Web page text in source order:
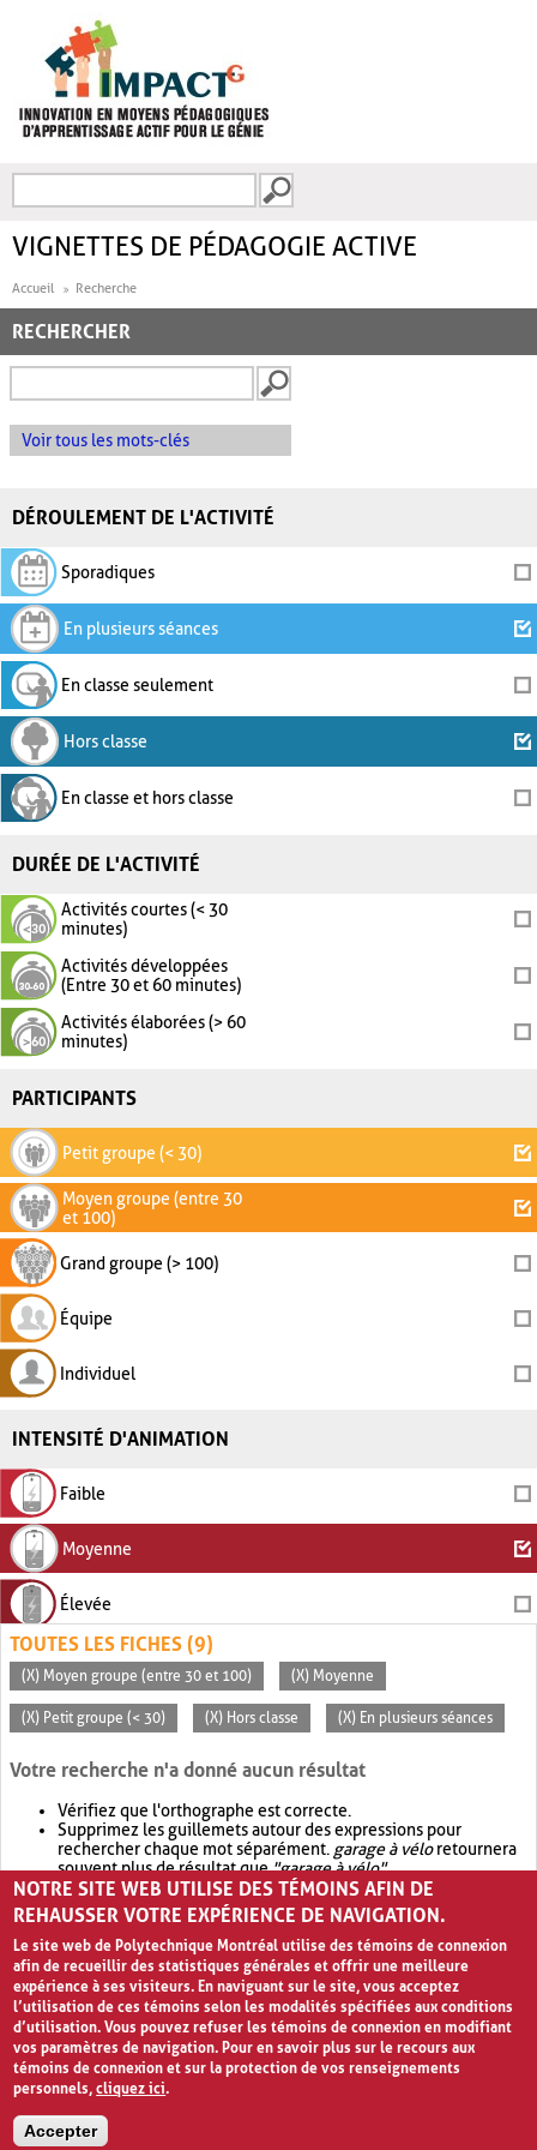
FORMULAIRE DE
VIGNETTES DE PÉDAGOGIE ACTIVE
Accueil Recherche
RECHERCHER
Voir tous les mots-clés
DÉROULEMENT DE L'ACTIVITÉ
Sporadiques
En plusieurs séances
En classe seulement
Hors classe
En classe et hors classe
DURÉE DE L'ACTIVITÉ
Activités courtes (< 30
minutes)
Activités développées
(Entre 30 et 60 minutes)
Activités élaborées (> 60
minutes)
PARTICIPANTS
Petit groupe (< 30)
Moyen groupe (entre 30
et 100)
Grand groupe (> 100)
Équipe
Individuel
INTENSITÉ D'ANIMATION
Faible
Moyenne
Élevée
TOUTES LES FICHES (9)
(X) Moyen groupe (entre 30 et 100) (X) Moyenne
(X) Petit groupe (< 30) (X) Hors classe (X) En plusieurs séances
Votre recherche n'a donné aucun résultat
Vérifiez que l'orthographe est correcte.
Supprimez les guillemets autour des expressions pour
rechercher chaque mot séparément. garage à véloretournera
souvent plus de résultat que"garage à vélo".
Envisagez d'élargir votre recherche avec OR.garage OR vélo
retournera souvent plus de résultat quegarage à vélo
NOTRE SITE WEB UTILISE DES TÉMOINS AFIN DE
REHAUSSER VOTRE EXPÉRIENCE DE NAVIGATION.
Le site web de Polytechnique Montréal utilise des témoins de connexion
afin de recueillir des statistiques générales et offrir une meilleure
expérience à ses visiteurs. En naviguant sur le site, vous acceptez
l’utilisation de ces témoins selon les modalités spécifiées aux conditions
d’utilisation. Vous pouvez refuser les témoins de connexion en modifiant
vos paramètres de navigation. Pour en savoir plus sur le recours aux
témoins de connexion et sur la protection de vos renseignements
personnels,cliquez ici.
Accepter